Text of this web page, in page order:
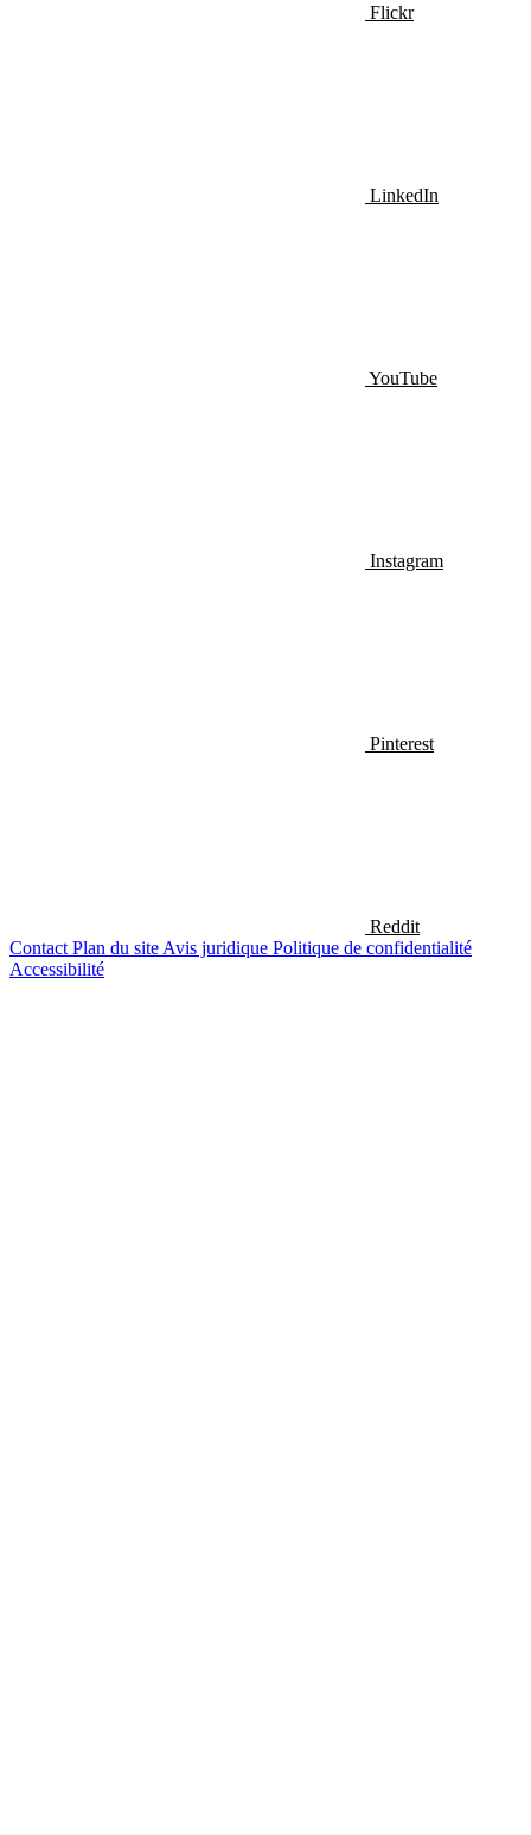
Flickr
LinkedIn
YouTube
Instagram
Pinterest
Reddit
Contact Plan du site Avis juridique Politique de confidentialité
Accessibilité